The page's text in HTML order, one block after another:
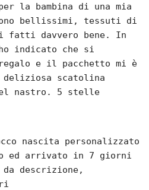
la bambina di una mia
bellissimi, tessuti di
fatti davvero bene. In
indicato che si
e il pacchetto mi è
scatolina
nastro. 5 stelle
nascita personalizzato
ed arrivato in 7 giorni
da descrizione,